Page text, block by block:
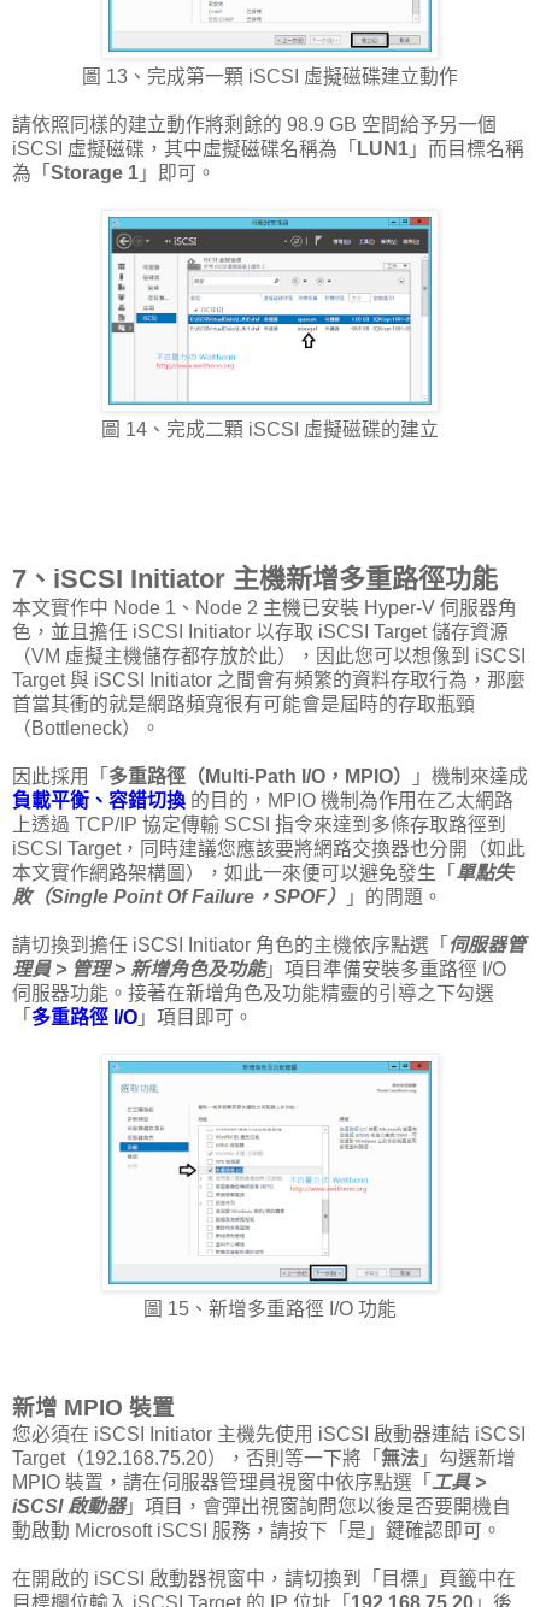
圖 13、完成第一顆 iSCSI 虛擬磁碟建立動作
請依照同樣的建立動作將剩餘的 98.9 GB 空間給予另一個
iSCSI 虛擬磁碟，其中虛擬磁碟名稱為「 LUN1 」而目標名稱
為「 Storage 1 」即可。
圖 14、完成二顆 iSCSI 虛擬磁碟的建立
7、iSCSI Initiator 主機新增多重路徑功能
本文實作中 Node 1、Node 2 主機已安裝 Hyper-V 伺服器角
色，並且擔任 iSCSI Initiator 以存取 iSCSI Target 儲存資源
（VM 虛擬主機儲存都存放於此），因此您可以想像到 iSCSI
Target 與 iSCSI Initiator 之間會有頻繁的資料存取行為，那麼
首當其衝的就是網路頻寬很有可能會是屆時的存取瓶頸
（Bottleneck）。
因此採用「 多重路徑（Multi-Path I/O，MPIO）
」機制來達成
負載平衡、容錯切換 的目的，MPIO 機制為作用在乙太網路
上透過 TCP/IP 協定傳輸 SCSI 指令來達到多條存取路徑到
iSCSI Target，同時建議您應該要將網路交換器也分開（如此
本文實作網路架構圖），如此一來便可以避免發生「 單點失
敗（Single Point Of Failure，SPOF）
」的問題。
請切換到擔任 iSCSI Initiator 角色的主機依序點選「 伺服器管
理員 > 管理 > 新增角色及功能」項目準備安裝多重路徑 I/O
伺服器功能。接著在新增角色及功能精靈的引導之下勾選
「 多重路徑 I/O 」項目即可。
圖 15、新增多重路徑 I/O 功能
新增 MPIO 裝置
您必須在 iSCSI Initiator 主機先使用 iSCSI 啟動器連結 iSCSI
Target（192.168.75.20），否則等一下將「 無法 」勾選新增
MPIO 裝置，請在伺服器管理員視窗中依序點選「 工具 >
iSCSI 啟動器」項目，會彈出視窗詢問您以後是否要開機自
動啟動 Microsoft iSCSI 服務，請按下「是」鍵確認即可。
在開啟的 iSCSI 啟動器視窗中，請切換到「目標」頁籤中在
目標欄位輸入 iSCSI Target 的 IP 位址「 192.168.75.20 」後